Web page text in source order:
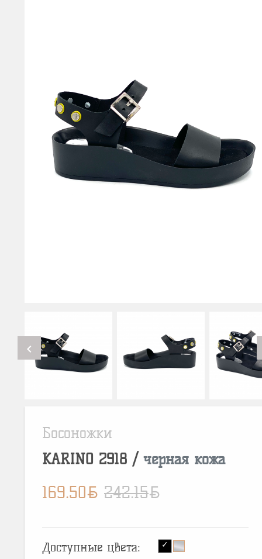
chevron_left
Босоножки
KARINO 2918 / черная кожа
169.50BYN 242.15BYN
Доступные цвета: